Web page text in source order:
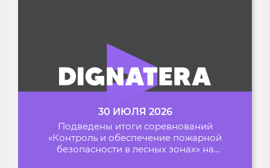
30 ИЮЛЯ 2026
Подведены итоги соревнований
«Контроль и обеспечение пожарной
безопасности в лесных зонах» на